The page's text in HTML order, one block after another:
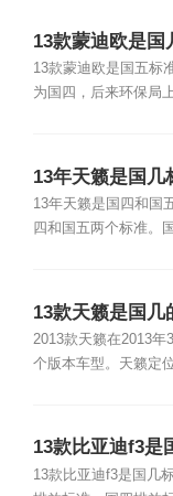
13款蒙迪欧是国
13款蒙迪欧是国五标
为国四，后来环保局
13年天籁是国几
13年天籁是国四和国
四和国五两个标准。
13款天籁是国几
2013款天籁在2013年
个版本车型。天籁定
13款比亚迪f3是
13款比亚迪f3是国几